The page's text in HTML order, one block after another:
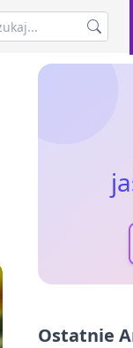
Ostatnie